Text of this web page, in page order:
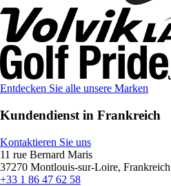
Entdecken Sie alle unsere Marken
Kundendienst in Frankreich
Kontaktieren Sie uns
11 rue Bernard Maris
37270 Montlouis-sur-Loire, Frankreich
+33 1 86 47 62 58